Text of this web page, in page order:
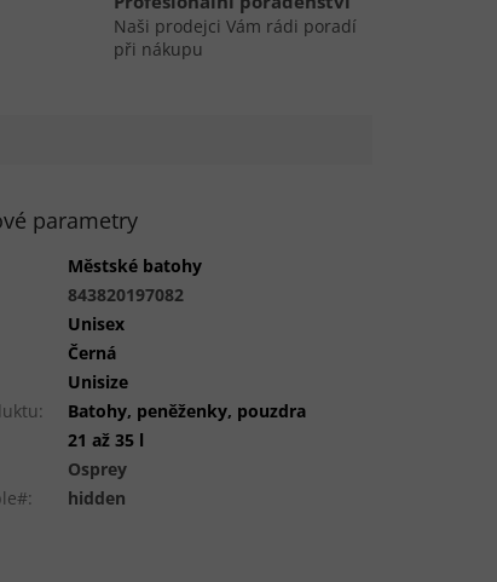
Naši prodejci Vám rádi poradí
při nákupu
parametry
Městské batohy
843820197082
Unisex
Černá
Unisize
:
Batohy, peněženky, pouzdra
21 až 35 l
Osprey
: hidden